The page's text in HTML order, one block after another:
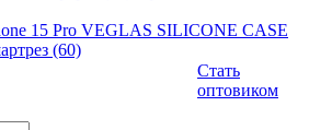
15 Pro VEGLAS SILICONE CASE
(60)
Стать
оптовиком